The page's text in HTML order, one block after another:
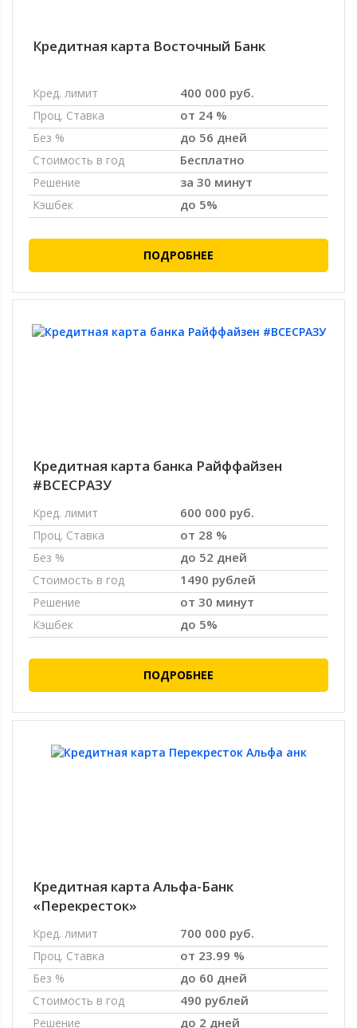
Кредитная карта Восточный Банк
Кред. лимит 400 000 руб.
Проц. Ставка от 24 %
Без % до 56 дней
Стоимость в год Бесплатно
Решение за 30 минут
Кэшбек до 5%
ПОДРОБНЕЕ
Кредитная карта банка Райффайзен
#ВСЕСРАЗУ
Кред. лимит 600 000 руб.
Проц. Ставка от 28 %
Без % до 52 дней
Стоимость в год 1490 рублей
Решение от 30 минут
Кэшбек до 5%
ПОДРОБНЕЕ
Кредитная карта Альфа-Банк
«Перекресток»
Кред. лимит 700 000 руб.
Проц. Ставка от 23.99 %
Без % до 60 дней
Стоимость в год 490 рублей
Решение до 2 дней